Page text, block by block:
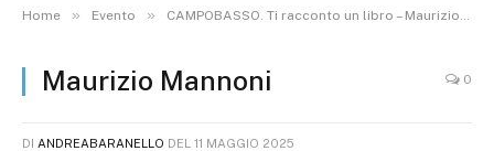
Home » Evento » CAMPOBASSO. Ti racconto un libro – Maurizio Mannoni presenta “Quella notte a Saxa Rubra”
Maurizio Mannoni 0
DI ANDREABARANELLO DEL 11 MAGGIO 2025